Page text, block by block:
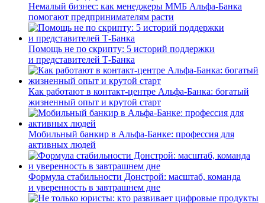
Немалый бизнес: как менеджеры ММБ Альфа-Банка
помогают предпринимателям расти
Помощь не по скрипту: 5 историй поддержки
и представителей Т-Банка
Как работают в контакт-центре Альфа-Банка: богатый
жизненный опыт и крутой старт
Мобильный банкир в Альфа-Банке: профессия для
активных людей
Формула стабильности Донстрой: масштаб, команда
и уверенность в завтрашнем дне